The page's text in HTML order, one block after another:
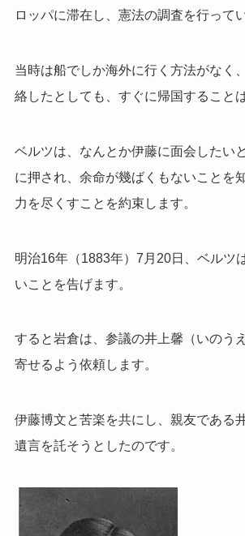
ロッパに滞在し、憲法の調査を行って
当時は船でしか海外に行く方法がなく
絡したとしても、すぐに帰国すること
ベルツは、なんとか伊藤に面会したい
に押され、余命が幾ばくもないことを
力を尽くすことを約束します。
明治16年（1883年）7月20日、ベルツ
いことを告げます。
すると岩倉は、参議の井上馨（いのう
寄せるよう依頼します。
伊藤博文と苦楽を共にし、親友である
遺言を託そうとしたのです。